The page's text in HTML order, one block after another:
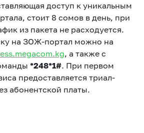
доступ к уникальным
стоит 8 сомов в день, при
из пакета не расходуется.
на ЗОЖ-портал можно на
, а также с
*248*1#. При первом
предоставляется триал-
абонентской платы.